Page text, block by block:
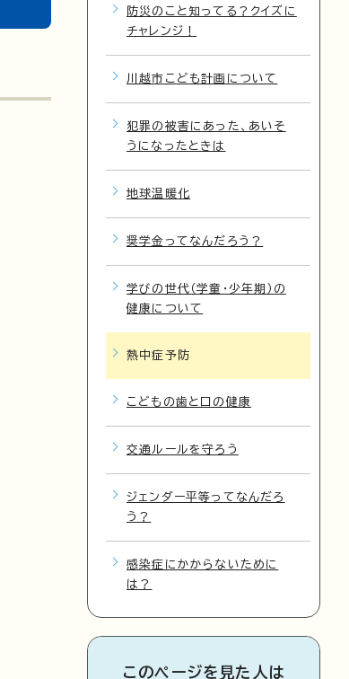
防災のこと知ってる？クイズに
チャレンジ！
川越市こども計画について
犯罪の被害にあった、あいそ
うになったときは
地球温暖化
奨学金ってなんだろう？
学びの世代（学童・少年期）の
健康について
熱中症予防
こどもの歯と口の健康
交通ルールを守ろう
ジェンダー平等ってなんだろ
う？
感染症にかからないために
は？
このページを見た人は